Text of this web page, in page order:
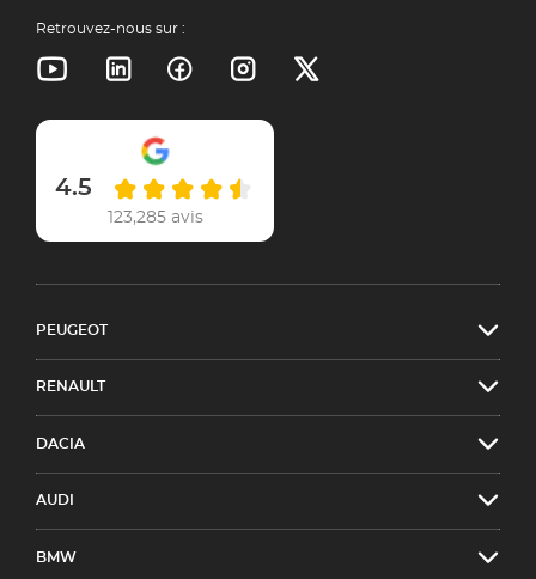
Retrouvez-nous sur :
4.5
123,285 avis
PEUGEOT
RENAULT
DACIA
AUDI
BMW